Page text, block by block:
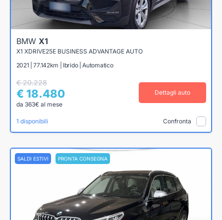
BMW X1
X1 XDRIVE25E BUSINESS ADVANTAGE AUTO
2021 | 77.142km | Ibrido | Automatico
€ 20.228
€ 18.480
da 363€ al mese
Dettagli auto
1 disponibili Confronta
SALDI ESTIVI PRONTA CONSEGNA